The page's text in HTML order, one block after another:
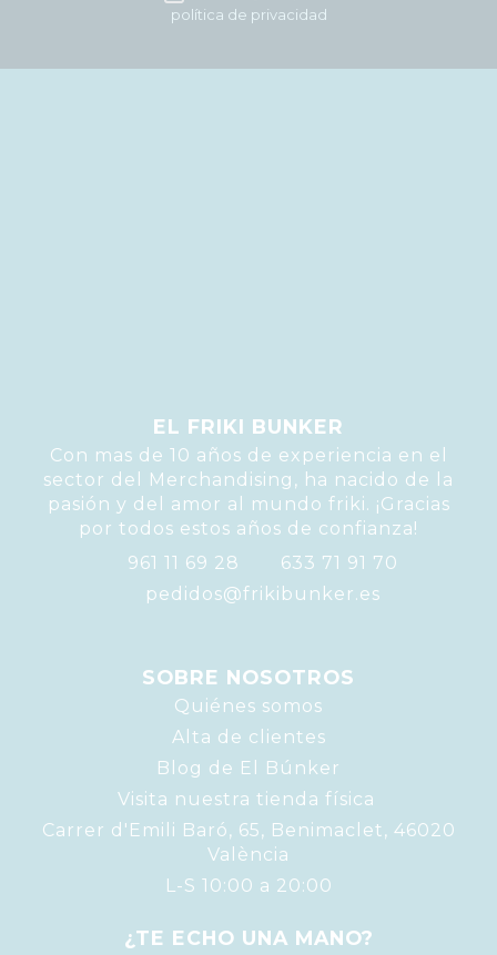
política de privacidad
EL FRIKI BUNKER
Con mas de 10 años de experiencia en el
sector del Merchandising, ha nacido de la
pasión y del amor al mundo friki. ¡Gracias
por todos estos años de confianza!
961 11 69 28
633 71 91 70
pedidos@frikibunker.es
SOBRE NOSOTROS
Quiénes somos
Alta de clientes
Blog de El Búnker
Visita nuestra tienda física
Carrer d'Emili Baró, 65, Benimaclet, 46020
València
L-S 10:00 a 20:00
¿TE ECHO UNA MANO?